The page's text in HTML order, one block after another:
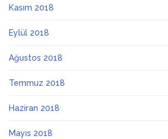
Kasım 2018
Eylül 2018
Ağustos 2018
Temmuz 2018
Haziran 2018
Mayıs 2018